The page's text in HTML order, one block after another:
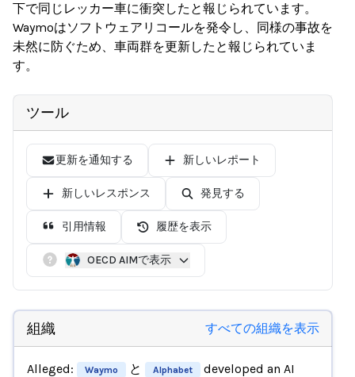
下で同じレッカー車に衝突したと報じられています。
Waymoはソフトウェアリコールを発令し、同様の事故を
未然に防ぐため、車両群を更新したと報じられていま
す。
ツール
更新を通知する 新しいレポート
新しいレスポンス 発見する
引用情報 履歴を表示
OECD AIMで表示
組織 すべての組織を表示
Alleged: Waymo と Alphabet
developed an AI